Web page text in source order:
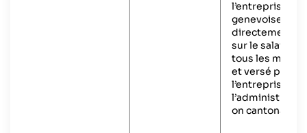
l’entreprise
genevoise
directement
sur le salaire
tous les mois,
et versé par
l’entreprise à
l’administrati
on cantonale).